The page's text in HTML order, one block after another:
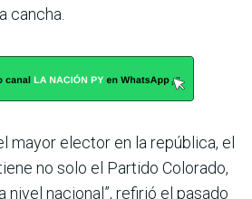
cancha.
mayor elector en la república, el
no solo el Partido Colorado,
nivel nacio­nal”, refirió el pasado